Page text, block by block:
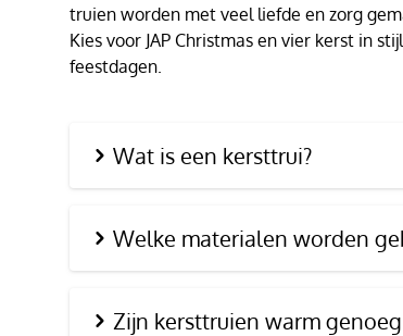
truien worden met veel liefde en zorg
Kies voor JAP Christmas en vier kerst in
feestdagen.
Wat is een kersttrui?
Welke materialen worden
Zijn kersttruien warm